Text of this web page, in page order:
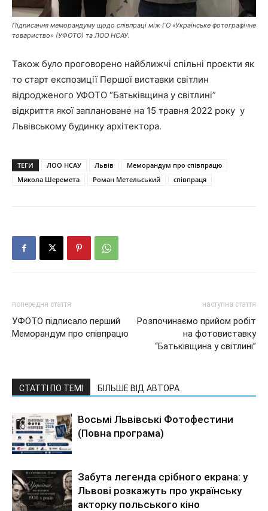
Підписання меморандуму щодо співпраці між ГО «Українське фотографічне
товариство» (УФОТО) та ЛОО НСАУ.
Також було проговорено найближчі спільні проєкти як
то старт експозиції Першої виставки світлин
відродженого УФОТО “Батьківщина у світлині”
відкриття якої заплановане на 15 травня 2022 року у
Львівському будинку архітектора.
ТЕГИ ЛОО НСАУ Львів
Меморандум про співпрацю
Микола Шеремета
Роман Метельський співпраця
попередня стаття
УФОТО підписало перший
Меморандум про співпрацю
наступна стаття
Розпочинаємо прийом робіт
на фотовиставку
“Батьківщина у світлині”
СТАТТІ ПО ТЕМІ БІЛЬШЕ ВІД АВТОРА
Восьмі Львівські Фотофестини
(Повна програма)
Забута легенда срібного екрана: у
Львові розкажуть про українську
акторку польського кіно